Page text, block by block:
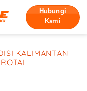
Hubungi
Kami
KALIMANTAN